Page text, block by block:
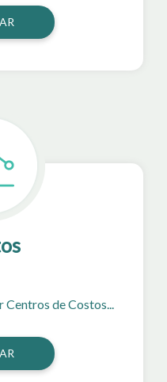
de Costos...